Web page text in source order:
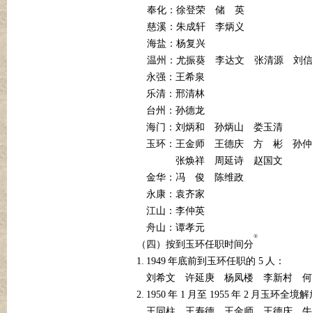
奉化：徐登荣
储
英
慈溪：朱成轩
李炳义
海盐：杨复兴
温州：尤振葵
李达文 张清源
刘
永强：王希泉
乐清：邢清林
台州：孙德龙
海门：刘炳和
孙炳山
娄玉清
玉环：王金师
王德庆 方 彬
孙
张焕祥
周延诗
赵国文
金华：冯
俊
陈维政
永康：袁齐家
江山：李仲英
舟山：谭孝元
（四）按到玉环任职时间分
①
1. 1949 年底前到玉环任职的 5 人：
刘希文
许延庚 杨凤楼 李新村
2. 1950 年 1 月至 1955 年 2 月玉环全境